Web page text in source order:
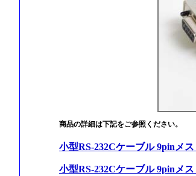
商品の詳細は下記をご参照ください。
小型RS-232Cケーブル 9pinメ
小型RS-232Cケーブル 9pinメ